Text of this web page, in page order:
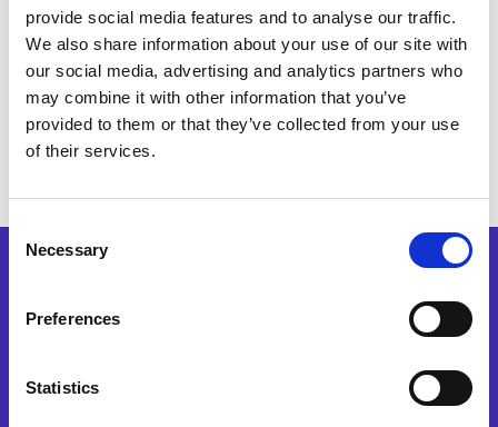
provide social media features and to analyse our traffic.
We also share information about your use of our site with
our social media, advertising and analytics partners who
may combine it with other information that you’ve
provided to them or that they’ve collected from your use
of their services.
Consent
Selection
Necessary
Preferences
Statistics
Offre una visibilità unificata sui
processi S2P e O2C, supportando
decisioni strategiche basate su dati
affidabili.